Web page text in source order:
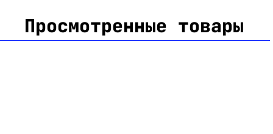
Просмотренные товары